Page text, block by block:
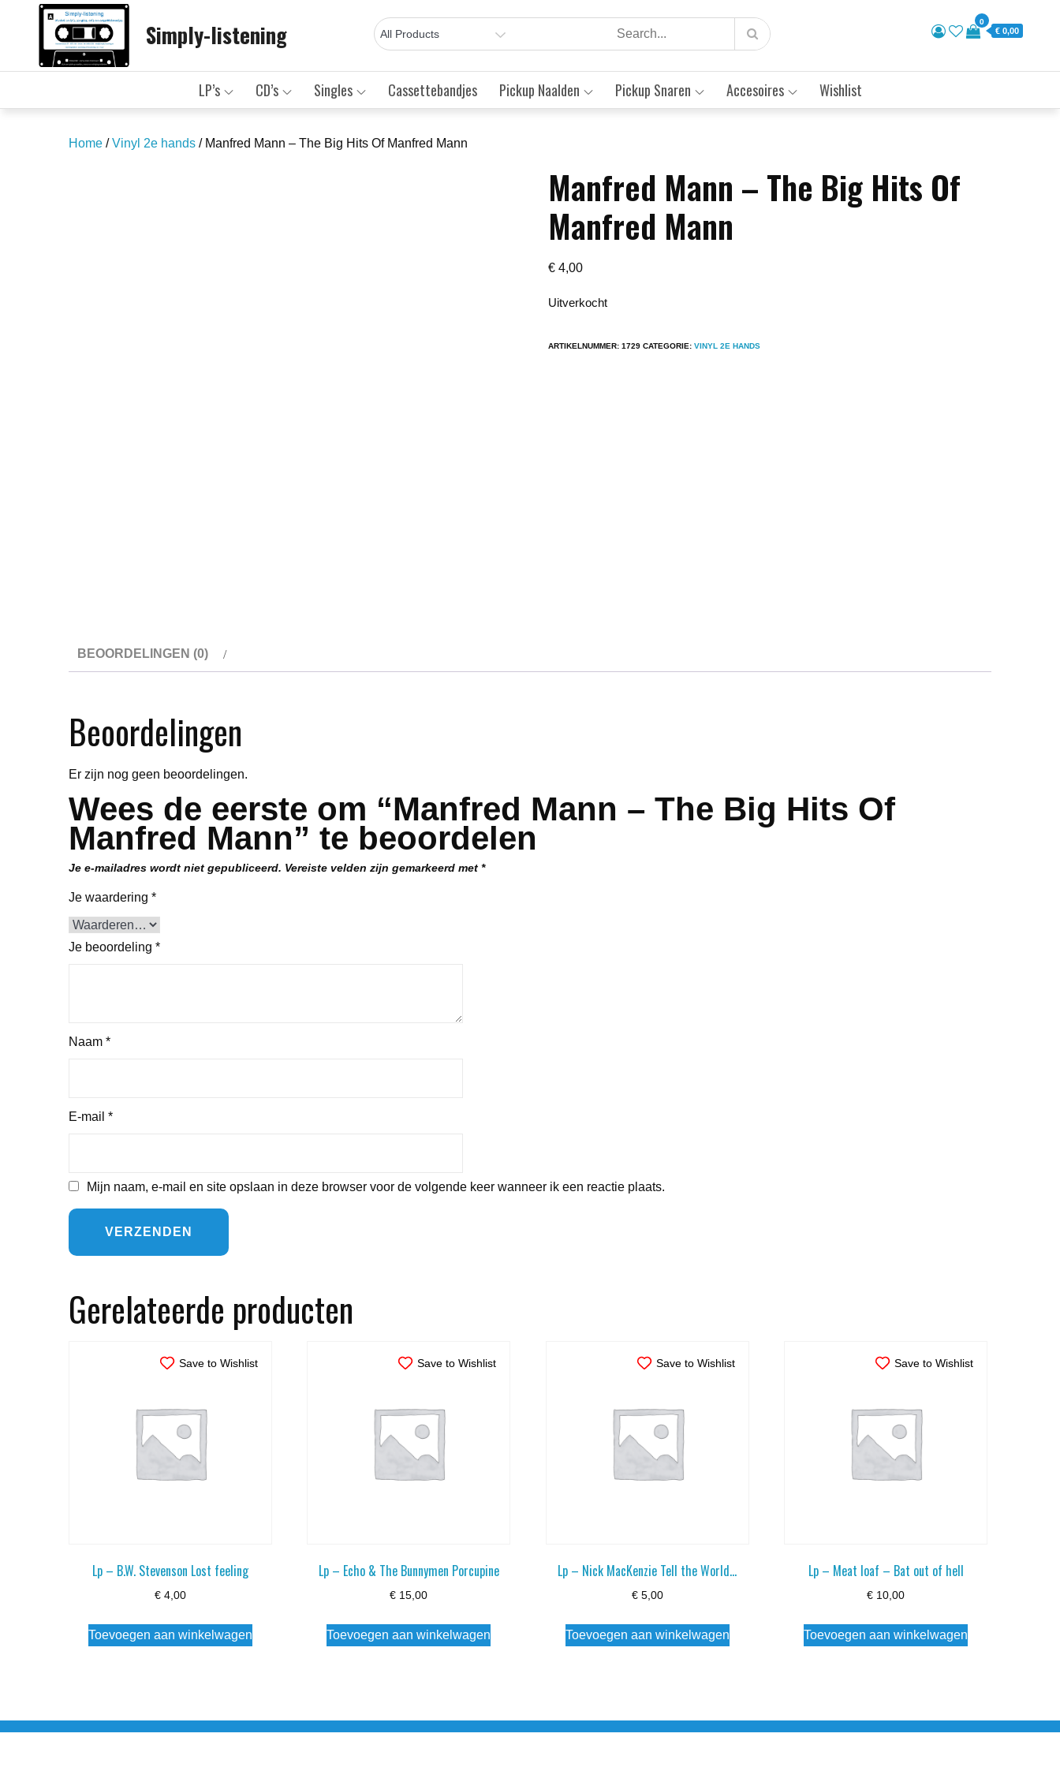
Simply-listening 0
€ 0,00
LP’s CD’s Singles Cassettebandjes Pickup Naalden Pickup Snaren Accesoires Wishlist
Home /Vinyl 2e hands / Manfred Mann – The Big Hits Of Manfred Mann
Manfred Mann – The Big Hits Of
Manfred Mann
€ 4,00
Uitverkocht
ARTIKELNUMMER:1729 CATEGORIE:VINYL 2E HANDS
BEOORDELINGEN (0)
Beoordelingen
Er zijn nog geen beoordelingen.
Wees de eerste om “Manfred Mann – The Big Hits Of
Manfred Mann” te beoordelen
Je e-mailadres wordt niet gepubliceerd. Vereiste velden zijn gemarkeerd met *
Je waardering *
Je beoordeling *
Naam *
E-mail *
Mijn naam, e-mail en site opslaan in deze browser voor de volgende keer wanneer ik een reactie plaats.
Gerelateerde producten
Save to Wishlist
Lp – B.W. Stevenson Lost feeling
€4,00
Toevoegen aan winkelwagen
Save to Wishlist
Lp – Echo & The Bunnymen Porcupine
€ 15,00
Toevoegen aan winkelwagen
Save to Wishlist
Lp – Nick MacKenzie Tell the World…
€5,00
Toevoegen aan winkelwagen
Save to Wishlist
Lp – Meat loaf – Bat out of hell
€ 10,00
Toevoegen aan winkelwagen